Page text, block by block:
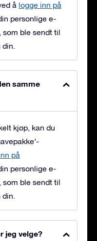
å logge inn på
personlige e-
som ble sendt til
din.
samme
kjøp, kan du
på
personlige e-
som ble sendt til
din.
jeg velge?